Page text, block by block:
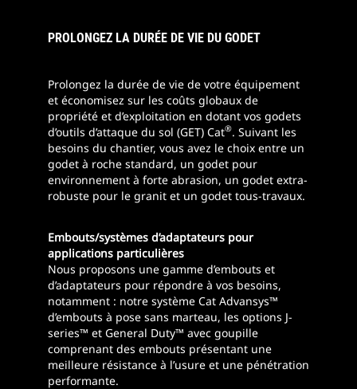
PROLONGEZ LA DURÉE DE VIE DU GODET
Prolongez la durée de vie de votre équipement
et économisez sur les coûts globaux de
propriété et d’exploitation en dotant vos godets
d’outils d’attaque du sol (GET) Cat®. Suivant les
besoins du chantier, vous avez le choix entre un
godet à roche standard, un godet pour
environnement à forte abrasion, un godet extra-
robuste pour le granit et un godet tous-travaux.
Embouts/systèmes d’adaptateurs pour
applications particulières
Nous proposons une gamme d’embouts et
d’adaptateurs pour répondre à vos besoins,
notamment : notre système Cat Advansys™
d’embouts à pose sans marteau, les options J-
series™ et General Duty™ avec goupille
comprenant des embouts présentant une
meilleure résistance à l’usure et une pénétration
performante.